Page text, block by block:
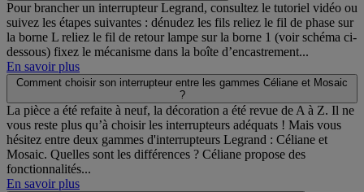
Pour brancher un interrupteur Legrand, consultez le tutoriel vidéo ou
suivez les étapes suivantes : dénudez les fils reliez le fil de phase sur
la borne L reliez le fil de retour lampe sur la borne 1 (voir schéma ci-
dessous) fixez le mécanisme dans la boîte d’encastrement...
En savoir plus
Comment choisir son interrupteur entre les gammes Céliane et Mosaic
?
La pièce a été refaite à neuf, la décoration a été revue de A à Z. Il ne
vous reste plus qu’à choisir les interrupteurs adéquats ! Mais vous
hésitez entre deux gammes d'interrupteurs Legrand : Céliane et
Mosaic. Quelles sont les différences ? Céliane propose des
fonctionnalités...
En savoir plus